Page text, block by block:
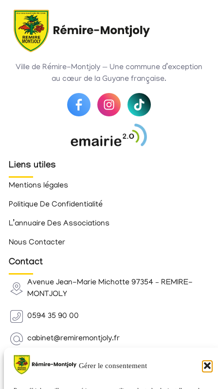
Gérer le consentement
Ville de Rémire-Montjoly — Une commune d’exception
au cœur de la Guyane française.
Liens utiles
Mentions légales
Politique De Confidentialité
L’annuaire Des Associations
Nous Contacter
Contact
Avenue Jean-Marie Michotte 97354 – REMIRE-
MONTJOLY
0594 35 90 00
cabinet@remiremontjoly.fr
Newsletter